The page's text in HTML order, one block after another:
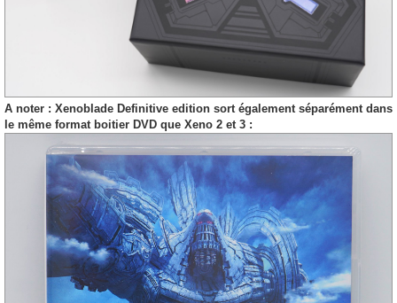
A noter : Xenoblade Definitive edition sort également séparément dans
le même format boitier DVD que Xeno 2 et 3 :